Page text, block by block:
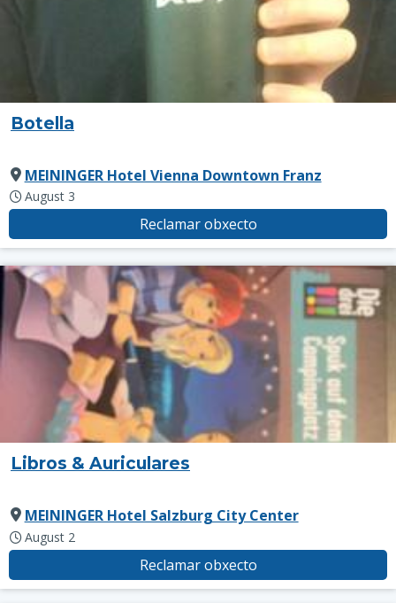
Botella
MEININGER Hotel Vienna Downtown Franz
August 3
Reclamar obxecto
Libros & Auriculares
MEININGER Hotel Salzburg City Center
August 2
Reclamar obxecto